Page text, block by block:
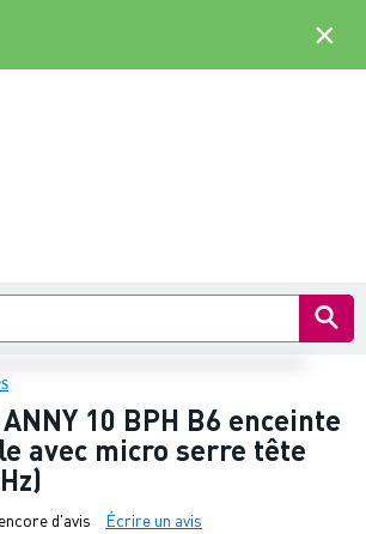
10 BPH B6 enceinte
avec micro serre tête
d'avis Écrire un avis
×